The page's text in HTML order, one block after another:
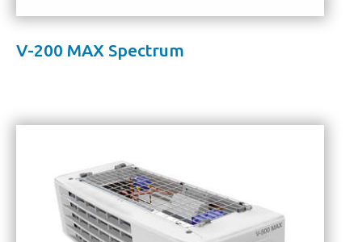
V-200 MAX Spectrum